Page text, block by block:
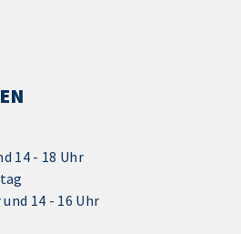
14 - 18 Uhr
14 - 16 Uhr